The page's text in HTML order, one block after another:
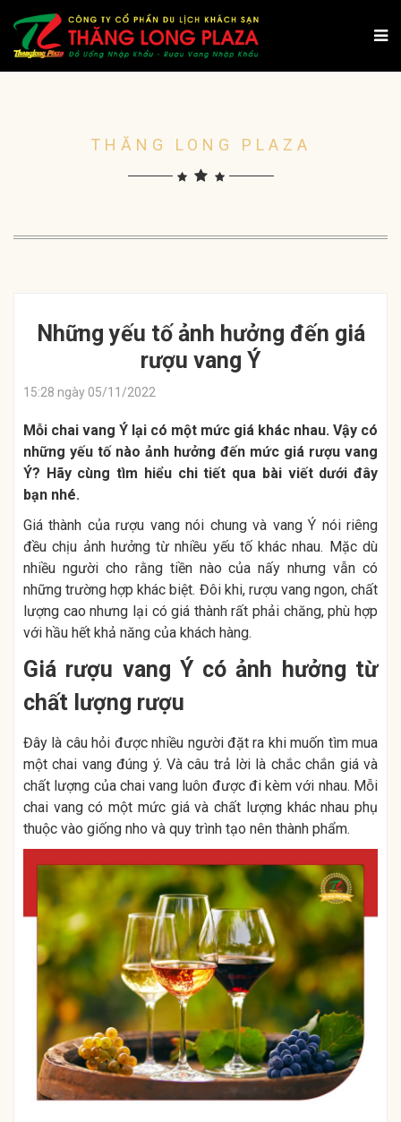
THĂNG LONG PLAZA
Những yếu tố ảnh hưởng đến giá
rượu vang Ý
15:28 ngày 05/11/2022
Mỗi chai vang Ý lại có một mức giá khác nhau. Vậy có
những yếu tố nào ảnh hưởng đến mức giá rượu vang
Ý? Hãy cùng tìm hiểu chi tiết qua bài viết dưới đây
bạn nhé.
Giá thành của rượu vang nói chung và vang Ý nói riêng
đều chịu ảnh hưởng từ nhiều yếu tố khác nhau. Mặc dù
nhiều người cho rằng tiền nào của nấy nhưng vẫn có
những trường hợp khác biệt. Đôi khi, rượu vang ngon, chất
lượng cao nhưng lại có giá thành rất phải chăng, phù hợp
với hầu hết khả năng của khách hàng.
Giá rượu vang Ý có ảnh hưởng từ
chất lượng rượu
Đây là câu hỏi được nhiều người đặt ra khi muốn tìm mua
một chai vang đúng ý. Và câu trả lời là chắc chắn giá và
chất lượng của chai vang luôn được đi kèm với nhau. Mỗi
chai vang có một mức giá và chất lượng khác nhau phụ
thuộc vào giống nho và quy trình tạo nên thành phẩm.